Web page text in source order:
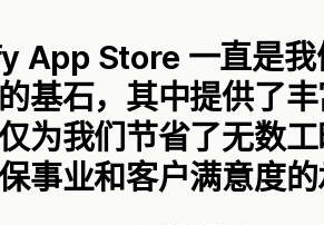
App Store 一直是我
基石，其中提供了
为我们节省了无数
事业和客户满意度的